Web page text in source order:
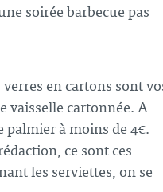
soirée barbecue pas
en cartons sont
vaisselle cartonnée. A
palmier à moins de 4€.
ce sont ces
les serviettes, on se